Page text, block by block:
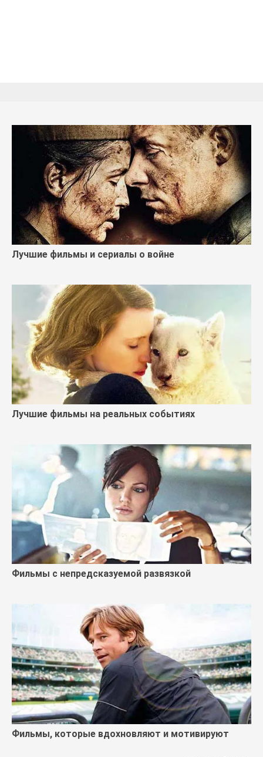
Лучшие фильмы и сериалы о войне
Лучшие фильмы на реальных событиях
Фильмы с непредсказуемой развязкой
Фильмы, которые вдохновляют и мотивируют